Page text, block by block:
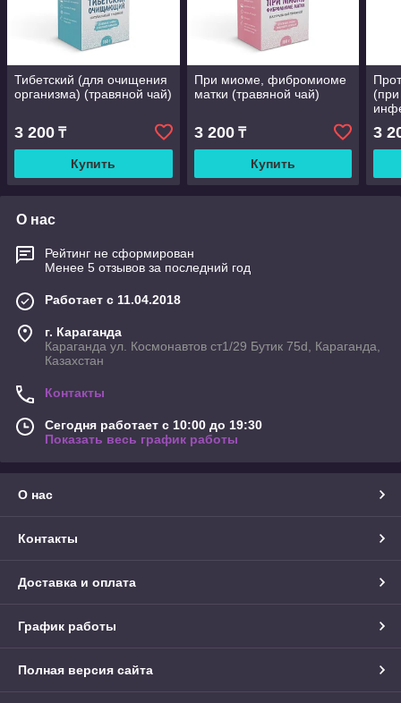
Тибетский (для очищения
организма) (травяной чай)
3 200 ₸
Купить
При миоме, фибромиоме
матки (травяной чай)
3 200₸
Купить
3
О нас
Рейтинг не сформирован
Менее 5 отзывов за последний год
Работает с 11.04.2018
г. Караганда
Караганда ул. Космонавтов ст1/29 Бутик 75d, Караганда,
Казахстан
Контакты
Сегодня работает с 10:00 до 19:30
Показать весь график работы
О нас
Контакты
Доставка и оплата
График работы
Полная версия сайта